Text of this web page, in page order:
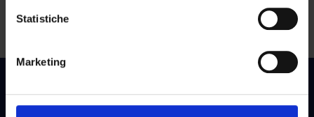
Statistiche
Marketing